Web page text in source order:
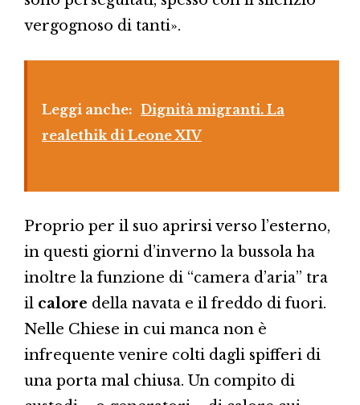
vergognoso di tanti».
Leggi anche: Dignità migranti. La
realethik di Leone XIV
Proprio per il suo aprirsi verso l’esterno,
in questi giorni d’inverno la bussola ha
inoltre la funzione di “camera d’aria” tra
il calore della navata e il freddo di fuori.
Nelle Chiese in cui manca non è
infrequente venire colti dagli spifferi di
una porta mal chiusa. Un compito di